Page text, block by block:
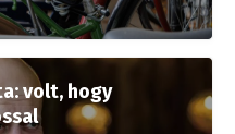
volt, hogy